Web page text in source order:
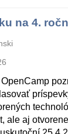
na 4.
ale aj